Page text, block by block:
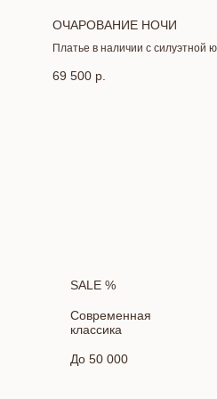
ОЧАРОВАНИЕ НОЧИ
Платье в наличии с силуэтной
69 500 р.
Современная
классика
SALE %
До 50 000